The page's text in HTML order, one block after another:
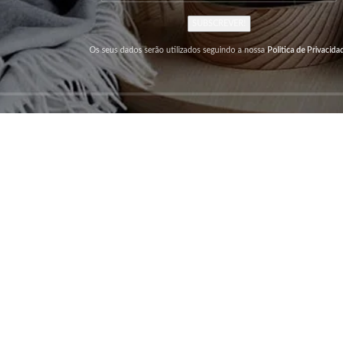
Os seus dados serão utilizados seguindo a nossaPolitica de